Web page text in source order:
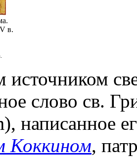
в.
слово св.
написанное
Коккином,